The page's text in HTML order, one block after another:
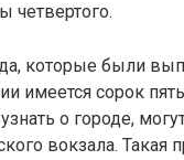
четвертого.
которые были
имеется сорок
о городе,
вокзала. Такая